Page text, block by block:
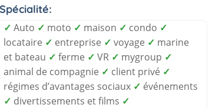
Spécialité:
✓ Auto ✓ moto ✓ maison ✓ condo ✓
locataire ✓ entreprise ✓ voyage ✓ marine
et bateau ✓ ferme ✓ VR ✓ mygroup ✓
animal de compagnie ✓ client privé ✓
régimes d’avantages sociaux ✓ événements
✓ divertissements et films ✓